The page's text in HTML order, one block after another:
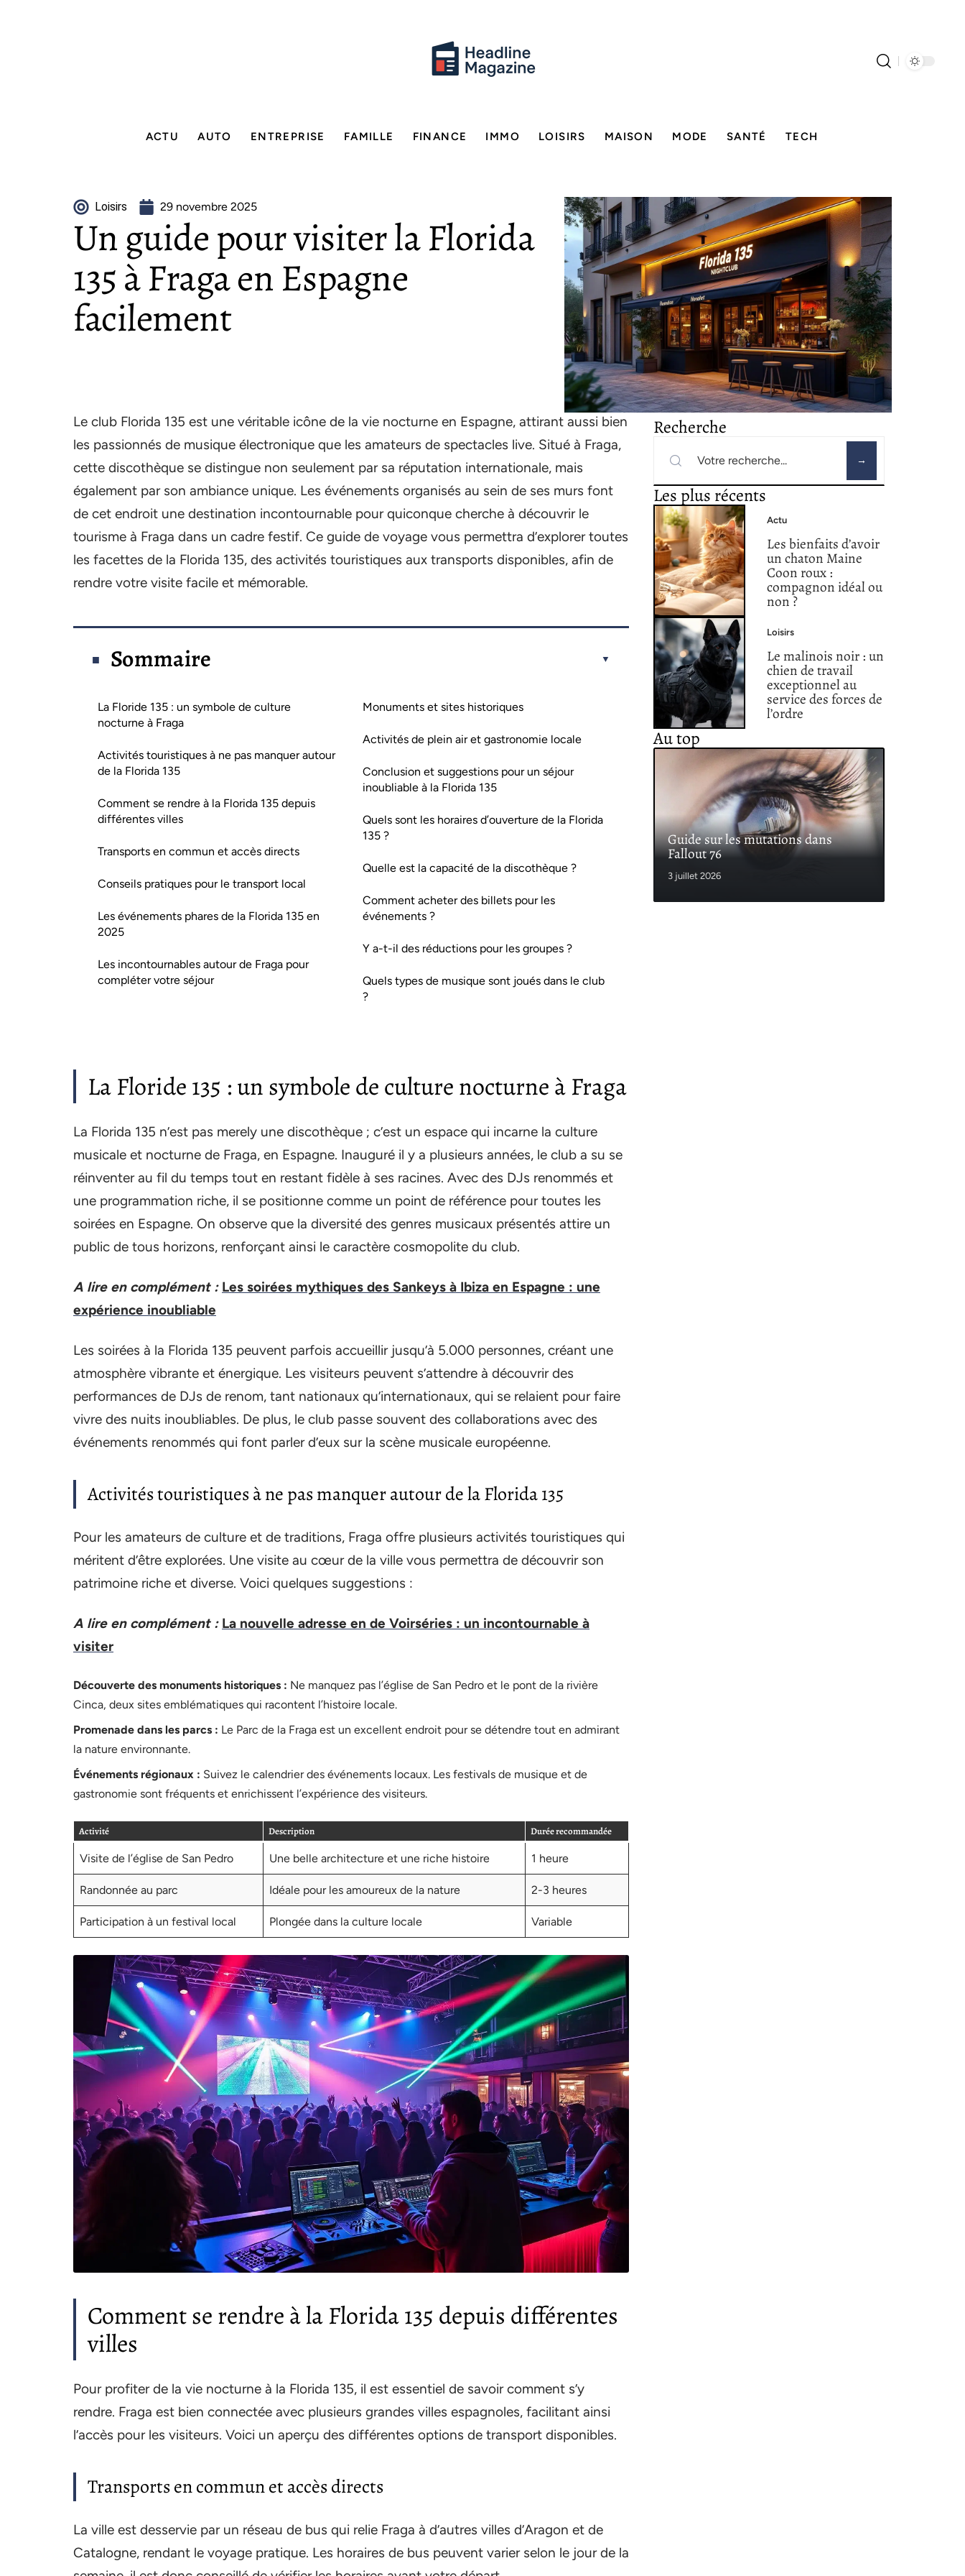
ACTU AUTO ENTREPRISE FAMILLE FINANCE IMMO LOISIRS MAISON MODE SANTÉ TECH
Loisirs 29 novembre 2025
Un guide pour visiter la Florida
135 à Fraga en Espagne
facilement
Le club Florida 135 est une véritable icône de la vie nocturne en Espagne, attirant aussi bien
les passionnés de musique électronique que les amateurs de spectacles live. Situé à Fraga,
cette discothèque se distingue non seulement par sa réputation internationale, mais
également par son ambiance unique. Les événements organisés au sein de ses murs font
de cet endroit une destination incontournable pour quiconque cherche à découvrir le
tourisme à Fraga dans un cadre festif. Ce guide de voyage vous permettra d’explorer toutes
les facettes de la Florida 135, des activités touristiques aux transports disponibles, afin de
rendre votre visite facile et mémorable.
Sommaire
La Floride 135 : un symbole de culture
nocturne à Fraga
Activités touristiques à ne pas manquer autour
de la Florida 135
Comment se rendre à la Florida 135 depuis
différentes villes
Transports en commun et accès directs
Conseils pratiques pour le transport local
Les événements phares de la Florida 135 en
2025
Les incontournables autour de Fraga pour
compléter votre séjour
Monuments et sites historiques
Activités de plein air et gastronomie locale
Conclusion et suggestions pour un séjour
inoubliable à la Florida 135
Quels sont les horaires d’ouverture de la Florida
135 ?
Quelle est la capacité de la discothèque ?
Comment acheter des billets pour les
événements ?
Y a-t-il des réductions pour les groupes ?
Quels types de musique sont joués dans le club
?
La Floride 135 : un symbole de culture nocturne à Fraga
La Florida 135 n’est pas merely une discothèque ; c’est un espace qui incarne la culture
musicale et nocturne de Fraga, en Espagne. Inauguré il y a plusieurs années, le club a su se
réinventer au fil du temps tout en restant fidèle à ses racines. Avec des DJs renommés et
une programmation riche, il se positionne comme un point de référence pour toutes les
soirées en Espagne. On observe que la diversité des genres musicaux présentés attire un
public de tous horizons, renforçant ainsi le caractère cosmopolite du club.
A lire en complément : Les soirées mythiques des Sankeys à Ibiza en Espagne : une
expérience inoubliable
Les soirées à la Florida 135 peuvent parfois accueillir jusqu’à 5.000 personnes, créant une
atmosphère vibrante et énergique. Les visiteurs peuvent s’attendre à découvrir des
performances de DJs de renom, tant nationaux qu’internationaux, qui se relaient pour faire
vivre des nuits inoubliables. De plus, le club passe souvent des collaborations avec des
événements renommés qui font parler d’eux sur la scène musicale européenne.
Activités touristiques à ne pas manquer autour de la Florida 135
Pour les amateurs de culture et de traditions, Fraga offre plusieurs activités touristiques qui
méritent d’être explorées. Une visite au cœur de la ville vous permettra de découvrir son
patrimoine riche et diverse. Voici quelques suggestions :
A lire en complément : La nouvelle adresse en de Voirséries : un incontournable à
visiter
Découverte des monuments historiques : Ne manquez pas l’église de San Pedro et le pont de la rivière
Cinca, deux sites emblématiques qui racontent l’histoire locale.
Promenade dans les parcs : Le Parc de la Fraga est un excellent endroit pour se détendre tout en admirant
la nature environnante.
Événements régionaux : Suivez le calendrier des événements locaux. Les festivals de musique et de
gastronomie sont fréquents et enrichissent l’expérience des visiteurs.
Activité Description Durée recommandée
Visite de l’église de San Pedro Une belle architecture et une riche histoire 1 heure
Randonnée au parc Idéale pour les amoureux de la nature 2-3 heures
Participation à un festival local Plongée dans la culture locale Variable
Comment se rendre à la Florida 135 depuis différentes
villes
Pour profiter de la vie nocturne à la Florida 135, il est essentiel de savoir comment s’y
rendre. Fraga est bien connectée avec plusieurs grandes villes espagnoles, facilitant ainsi
l’accès pour les visiteurs. Voici un aperçu des différentes options de transport disponibles.
Transports en commun et accès directs
La ville est desservie par un réseau de bus qui relie Fraga à d’autres villes d’Aragon et de
Catalogne, rendant le voyage pratique. Les horaires de bus peuvent varier selon le jour de la
Recherche
Les plus récents
Actu
Les bienfaits d’avoir
un chaton Maine
Coon roux :
compagnon idéal ou
non ?
Loisirs
Le malinois noir : un
chien de travail
exceptionnel au
service des forces de
l’ordre
Au top
Guide sur les mutations dans
Fallout 76
3 juillet 2026